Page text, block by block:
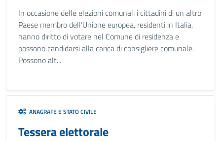
In occasione delle elezioni comunali i cittadini di un altro
Paese membro dell’Unione europea, residenti in Italia,
hanno diritto di votare nel Comune di residenza e
possono candidarsi alla carica di consigliere comunale.
Possono alt...
ANAGRAFE E STATO CIVILE
Tessera elettorale